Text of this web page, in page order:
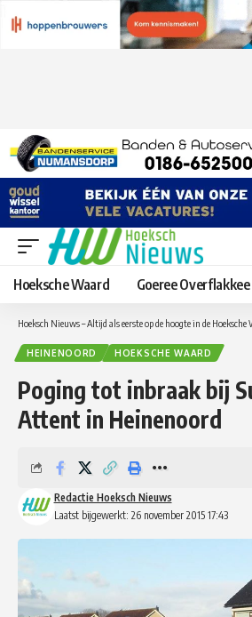
Hoeksche Waard Goeree Overflakkee
Hoeksch Nieuws – Altijd als eerste op de hoogte in de Hoeksche
HEINENOORD HOEKSCHE WAARD
Poging tot inbraak bij
Attent in Heinenoord
Laatst bijgewerkt: 26 november 2015 17:43
Redactie Hoeksch Nieuws